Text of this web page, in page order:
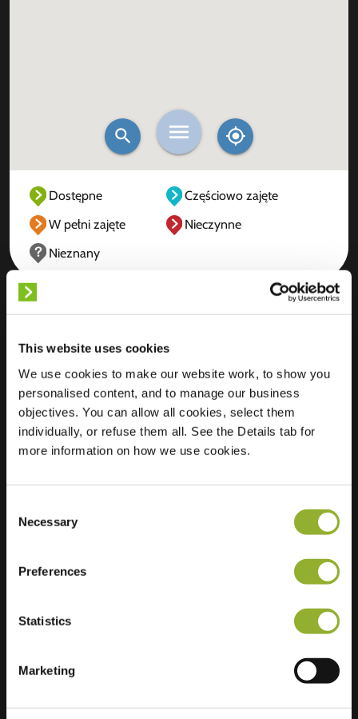
This website uses cookies
We use cookies to make our website work, to show you
personalised content, and to manage our business
objectives. You can allow all cookies, select them
individually, or refuse them all. See the Details tab for
more information on how we use cookies.
Selection
Necessary
Preferences
Statistics
Marketing
Dostępne
Częściowo zajęte
W pełni zajęte
Nieczynne
Nieznany
Maandehof 1
7751 CZ Dalen
Holandia
Regular Charging 2 of 2 available
Dodatkowe informacje